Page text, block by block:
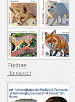
Füchse
Rumänien